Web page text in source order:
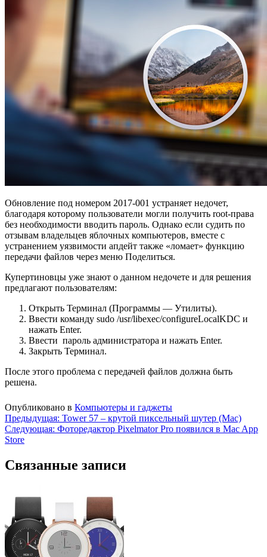
Обновление под номером 2017-001 устраняет недочет,
благодаря которому пользователи могли получить root-права
без необходимости вводить пароль. Однако если судить по
отзывам владельцев яблочных компьютеров, вместе с
устранением уязвимости апдейт также «ломает» функцию
передачи файлов через меню Поделиться.
Купертиновцы уже знают о данном недочете и для решения
предлагают пользователям:
Открыть Терминал (Программы — Утилиты).
Ввести команду sudo /usr/libexec/configureLocalKDC и
нажать Enter.
Ввести пароль администратора и нажать Enter.
Закрыть Терминал.
После этого проблема с передачей файлов должна быть
решена.
Опубликовано в Компьютеры и гаджеты
Навигация
по
Предыдущая: Tower 57 – крутой пиксельный шутер (Mac)
Следующая: Фоторедактор Pixelmator Pro появился в Mac App
Store
Связанные записи